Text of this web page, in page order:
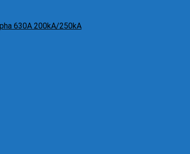
630A 200kA/250kA